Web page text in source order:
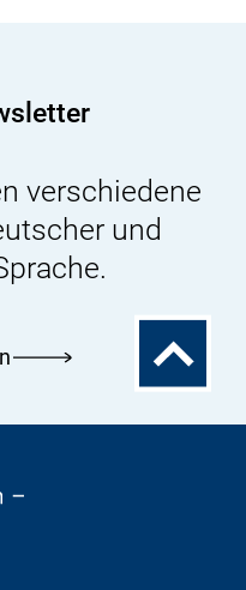
verschiedene
und
Zum